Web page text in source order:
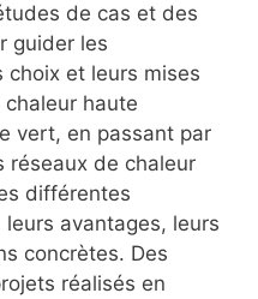
de cas et des
guider les
choix et leurs mises
haute
vert, en passant par
réseaux de chaleur
différentes
avantages, leurs
concrètes. Des
réalisés en